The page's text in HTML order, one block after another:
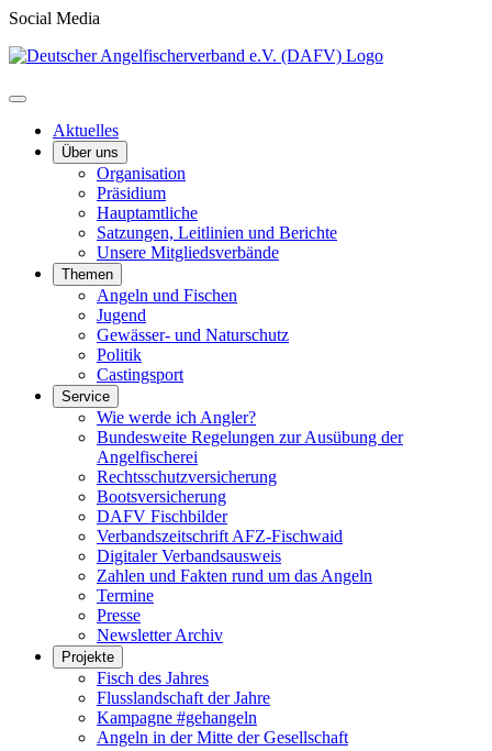
Social Media
Aktuelles
Über uns
Organisation
Präsidium
Hauptamtliche
Satzungen, Leitlinien und Berichte
Unsere Mitgliedsverbände
Themen
Angeln und Fischen
Jugend
Gewässer- und Naturschutz
Politik
Castingsport
Service
Wie werde ich Angler?
Bundesweite Regelungen zur Ausübung der
Angelfischerei
Rechtsschutzversicherung
Bootsversicherung
DAFV Fischbilder
Verbandszeitschrift AFZ-Fischwaid
Digitaler Verbandsausweis
Zahlen und Fakten rund um das Angeln
Termine
Presse
Newsletter Archiv
Projekte
Fisch des Jahres
Flusslandschaft der Jahre
Kampagne #gehangeln
Angeln in der Mitte der Gesellschaft